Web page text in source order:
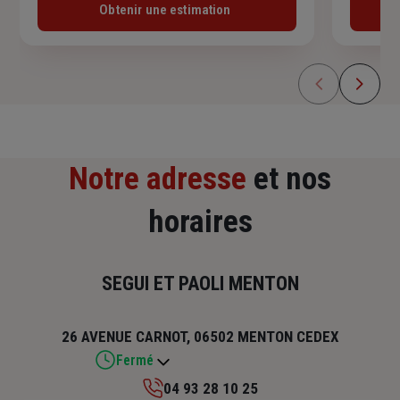
Obtenir une estimation
Notre adresse et nos
horaires
SEGUI ET PAOLI MENTON
26 AVENUE CARNOT, 06502 MENTON CEDEX
Fermé
04 93 28 10 25